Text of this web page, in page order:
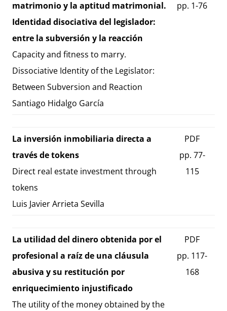
matrimonio y la aptitud matrimonial.
Identidad disociativa del legislador:
entre la subversión y la reacción
Capacity and fitness to marry.
Dissociative Identity of the Legislator:
Between Subversion and Reaction
Santiago Hidalgo García
pp. 1-76
La inversión inmobiliaria directa a
través de tokens
Direct real estate investment through
tokens
Luis Javier Arrieta Sevilla
PDF
pp. 77-
115
La utilidad del dinero obtenida por el
profesional a raíz de una cláusula
abusiva y su restitución por
enriquecimiento injustificado
The utility of the money obtained by the
PDF
pp. 117-
168